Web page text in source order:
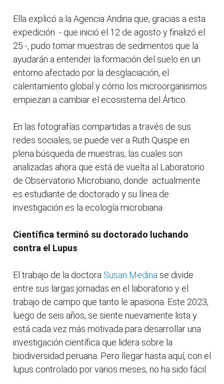
Ella explicó a la Agencia Andina que, gracias a esta
expedición - que inició el 12 de agosto y finalizó el
25 -, pudo tomar muestras de sedimentos que la
ayudarán a entender la formación del suelo en un
entorno afectado por la desglaciación, el
calentamiento global y cómo los microorganismos
empiezan a cambiar el ecosistema del Ártico.
En las fotografías compartidas a través de sus
redes sociales, se puede ver a Ruth Quispe en
plena búsqueda de muestras, las cuales son
analizadas ahora que está de vuelta al Laboratorio
de Observatorio Microbiano, donde actualmente
es estudiante de doctorado y su línea de
investigación es la ecología microbiana.
Científica terminó su doctorado luchando
contra el Lupus
El trabajo de la doctora Susan Medina se divide
entre sus largas jornadas en el laboratorio y el
trabajo de campo que tanto le apasiona. Este 2023,
luego de seis años, se siente nuevamente lista y
está cada vez más motivada para desarrollar una
investigación científica que lidera sobre la
biodiversidad peruana. Pero llegar hasta aquí, con el
lupus controlado por varios meses, no ha sido fácil.